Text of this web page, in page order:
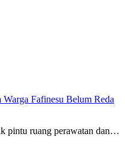
Fafinesu Belum Reda
ruang perawatan dan…